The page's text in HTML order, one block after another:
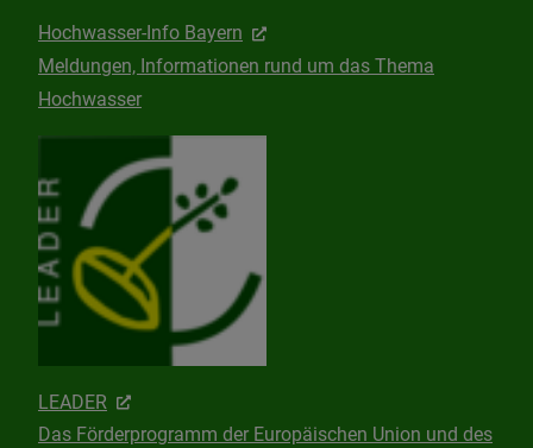
Hochwasser-Info Bayern
Meldungen, Informationen rund um das Thema
Hochwasser
LEADER
Das Förderprogramm der Europäischen Union und des